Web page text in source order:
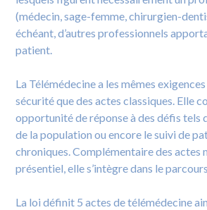
(médecin, sage-femme, chirurgien-
échéant, d’autres professionnels
patient.
La Télémédecine a les mêmes
sécurité que des actes classiques. Elle
opportunité de réponse à des défis tels
de la population ou encore le suivi de
chroniques. Complémentaire des actes
présentiel, elle s’intègre dans le
La loi définit 5 actes de télémédecine